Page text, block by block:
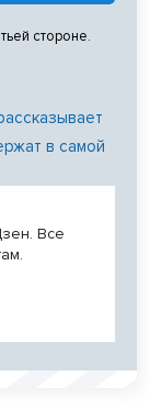
стороне.
в самой
Все